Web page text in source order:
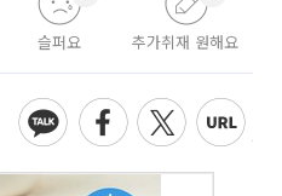
슬퍼요 추가취재 원해요